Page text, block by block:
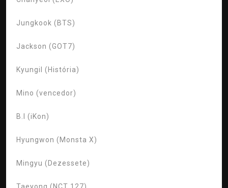
Jungkook (BTS)
Jackson (GOT7)
Kyungil (História)
Mino (vencedor)
B.I (iKon)
Hyungwon (Monsta X)
Mingyu (Dezessete)